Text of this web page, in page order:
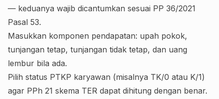
— keduanya wajib dicantumkan sesuai PP 36/2021
Pasal 53.
Masukkan komponen pendapatan: upah pokok,
tunjangan tetap, tunjangan tidak tetap, dan uang
lembur bila ada.
Pilih status PTKP karyawan (misalnya TK/0 atau K/1)
agar PPh 21 skema TER dapat dihitung dengan benar.